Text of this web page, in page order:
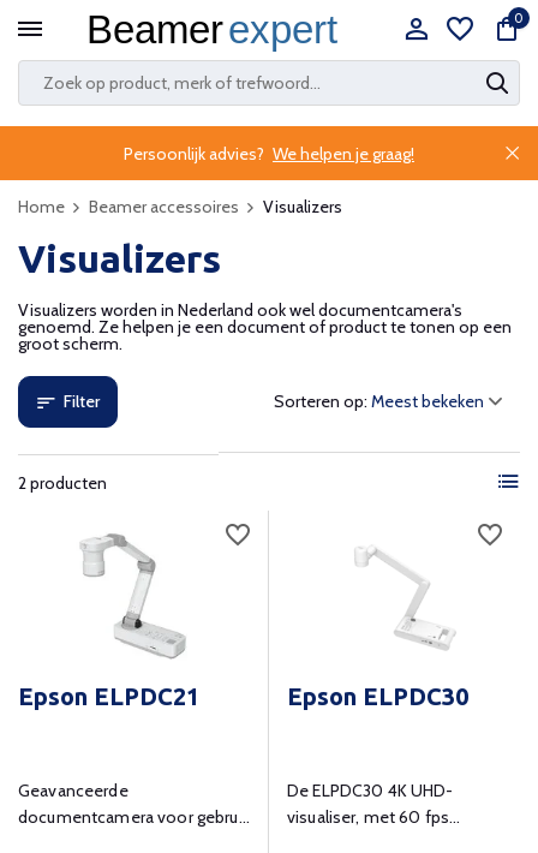
0
Persoonlijk advies? We helpen je graag!
Home Beamer accessoires Visualizers
Visualizers
Visualizers worden in Nederland ook wel documentcamera's
genoemd. Ze helpen je een document of product te tonen op een
groot scherm.
Filter
2 producten
Sorteren op:
Epson ELPDC21
Geavanceerde
documentcamera voor gebruik
Epson ELPDC30
De ELPDC30 4K UHD-
visualiser, met 60 fps